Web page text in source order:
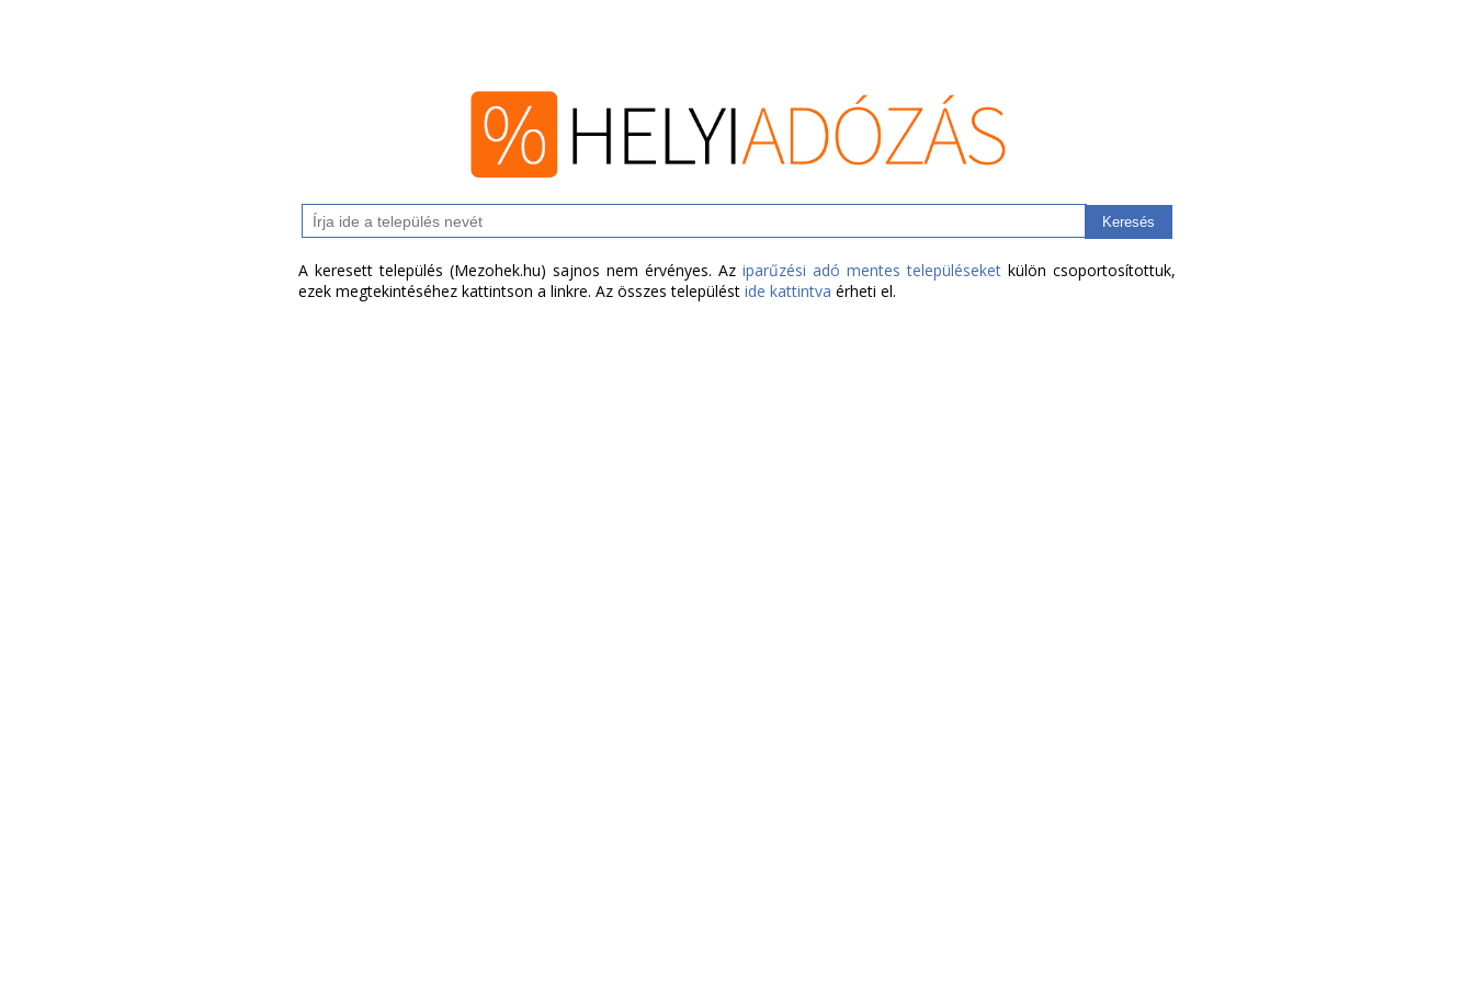
A keresett település (Mezohek.hu) sajnos nem érvényes. Az iparűzési adó mentes településeket külön csoportosítottuk,
ezek megtekintéséhez kattintson a linkre. Az összes települést ide kattintva érheti el.